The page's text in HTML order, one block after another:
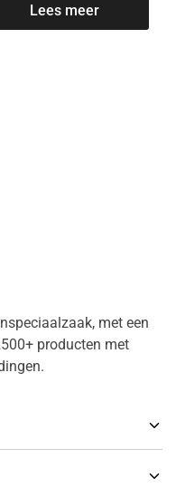
Lees meer
met een
producten met